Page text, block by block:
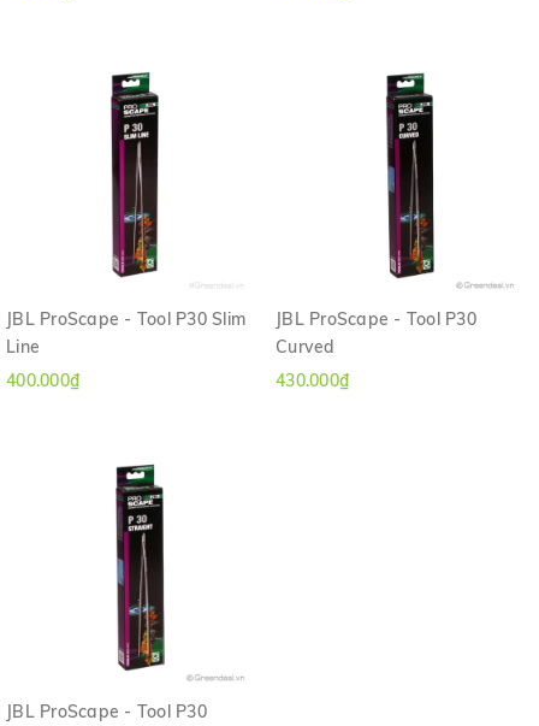
JBL ProScape - Tool P30 Slim
Line
400.000₫
JBL ProScape - Tool P30
Curved
430.000₫
JBL ProScape - Tool P30